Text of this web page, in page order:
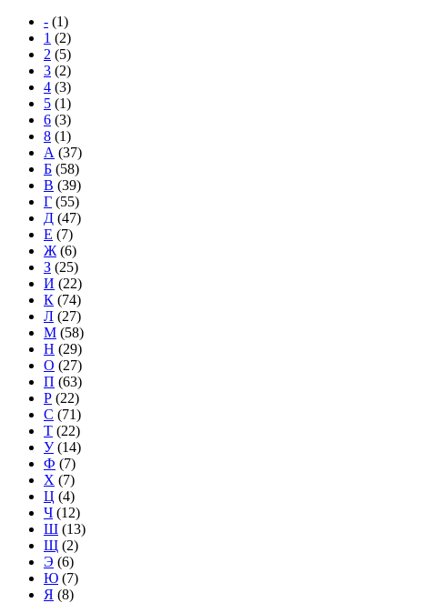
- (1)
1 (2)
2 (5)
3 (2)
4 (3)
5 (1)
6 (3)
8 (1)
А (37)
Б (58)
В (39)
Г (55)
Д (47)
Е (7)
Ж (6)
З (25)
И (22)
К (74)
Л (27)
М (58)
Н (29)
О (27)
П (63)
Р (22)
С (71)
Т (22)
У(14)
Ф (7)
Х (7)
Ц (4)
Ч (12)
Ш (13)
Щ (2)
Э (6)
Ю (7)
Я (8)